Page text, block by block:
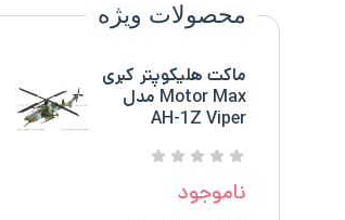
محصولات ویژه
ماکت هلیکوپتر کبری
Motor Max مدل
AH-1Z Viper
ناموجود